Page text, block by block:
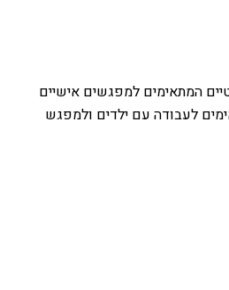
המתאימים למפגשים אישיים
לעבודה עם ילדים ולמפגש